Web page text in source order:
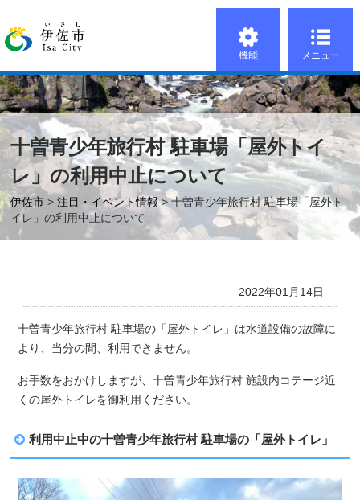
機能 メニュー
十曽青少年旅行村 駐車場「屋外トイ
レ」の利用中止について
伊佐市 >注目・イベント情報> 十曽青少年旅行村 駐車場「屋外ト
イレ」の利用中止について
2022年01月14日
十曽青少年旅行村 駐車場の「屋外トイレ」は水道設備の故障に
より、当分の間、利用できません。
お手数をおかけしますが、十曽青少年旅行村 施設内コテージ近
くの屋外トイレを御利用ください。
利用中止中の十曽青少年旅行村 駐車場の「屋外トイレ」